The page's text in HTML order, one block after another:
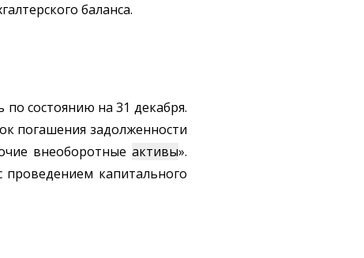
баланса.
состоянию на 31 декабря.
погашения задолженности
внеоборотные активы».
капитального